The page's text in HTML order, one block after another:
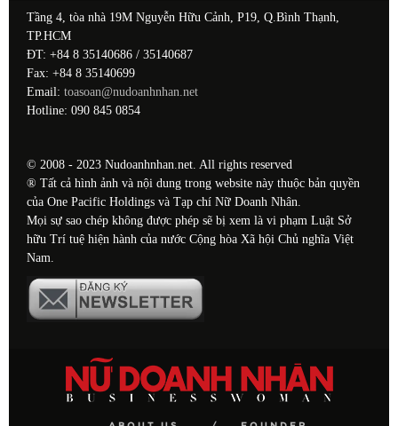
Tầng 4, tòa nhà 19M Nguyễn Hữu Cảnh, P19, Q.Bình Thạnh,
TP.HCM
ĐT: +84 8 35140686 / 35140687
Fax: +84 8 35140699
Email: toasoan@nudoanhnhan.net
Hotline: 090 845 0854
© 2008 - 2023 Nudoanhnhan.net. All rights reserved
® Tất cả hình ảnh và nội dung trong website này thuộc bản quyền
của One Pacific Holdings và Tạp chí Nữ Doanh Nhân.
Mọi sự sao chép không được phép sẽ bị xem là vi phạm Luật Sở
hữu Trí tuệ hiện hành của nước Cộng hòa Xã hội Chủ nghĩa Việt
Nam.